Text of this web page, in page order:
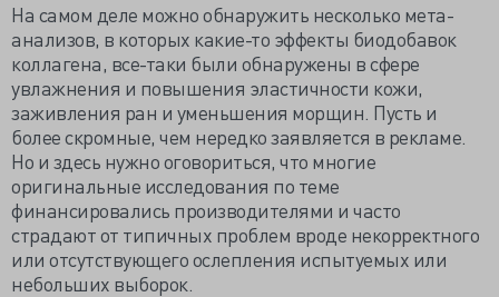
На самом деле можно обнаружить несколько мета-
анализов, в которых какие-то эффекты биодобавок
коллагена, все-таки были обнаружены в сфере
увлажнения и повышения эластичности кожи,
заживления ран и уменьшения морщин. Пусть и
более скромные, чем нередко заявляется в рекламе.
Но и здесь нужно оговориться, что многие
оригинальные исследования по теме
финансировались производителями и часто
страдают от типичных проблем вроде некорректного
или отсутствующего ослепления испытуемых или
небольших выборок.